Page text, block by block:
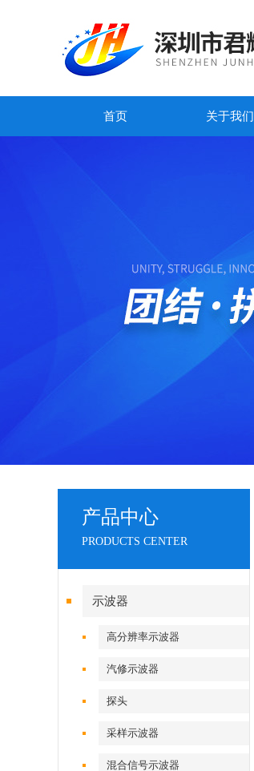
首页 关于我们
产品中心
PRODUCTS CENTER
示波器
高分辨率示波器
汽修示波器
探头
采样示波器
混合信号示波器